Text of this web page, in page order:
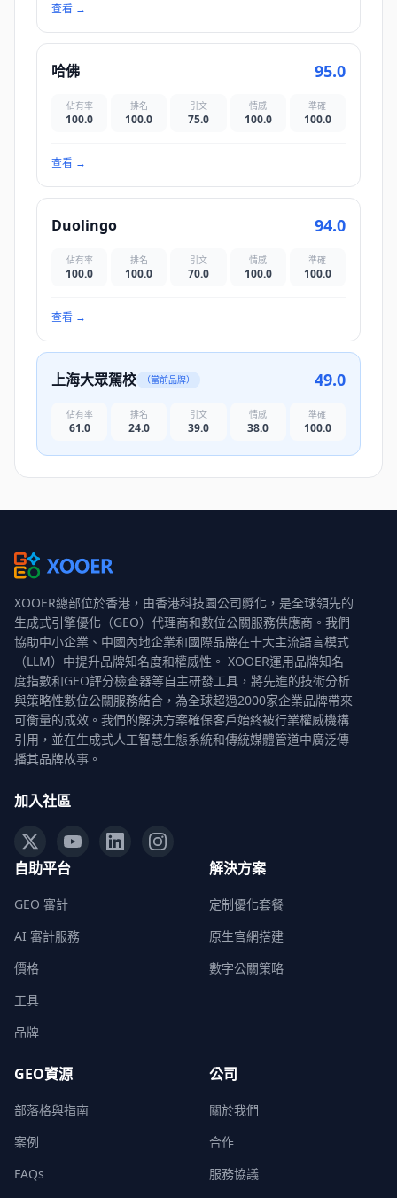
查看 →
哈佛 95.0
佔有率
100.0
排名
100.0
引文
75.0
情感
100.0
準確
100.0
查看 →
Duolingo 94.0
佔有率
100.0
排名
100.0
引文
70.0
情感
100.0
準確
100.0
查看 →
上海大眾駕校 （當前品牌） 49.0
佔有率
61.0
排名
24.0
引文
39.0
情感
38.0
準確
100.0
XOOER總部位於香港，由香港科技園公司孵化，是全球領先的
生成式引擎優化（GEO）代理商和數位公關服務供應商。我們
協助中小企業、中國內地企業和國際品牌在十大主流語言模式
（LLM）中提升品牌知名度和權威性。 XOOER運用品牌知名
度指數和GEO評分檢查器等自主研發工具，將先進的技術分析
與策略性數位公關服務結合，為全球超過2000家企業品牌帶來
可衡量的成效。我們的解決方案確保客戶始終被行業權威機構
引用，並在生成式人工智慧生態系統和傳統媒體管道中廣泛傳
播其品牌故事。
加入社區
自助平台
GEO 審計
AI 審計服務
價格
工具
品牌
解決方案
定制優化套餐
原生官網搭建
數字公關策略
GEO資源
部落格與指南
案例
FAQs
公司
關於我們
合作
服務協議